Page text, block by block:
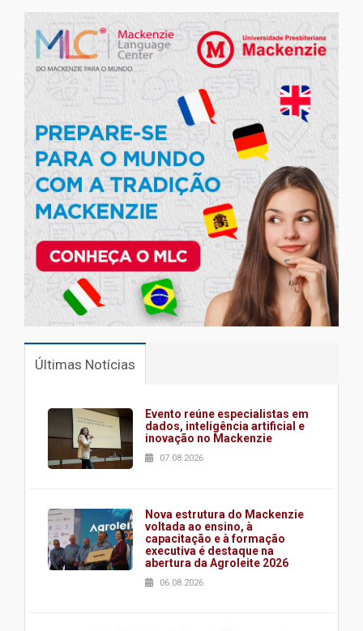
Últimas Notícias
Evento reúne especialistas em
dados, inteligência artificial e
inovação no Mackenzie
07.08.2026
Nova estrutura do Mackenzie
voltada ao ensino, à
capacitação e à formação
executiva é destaque na
abertura da Agroleite 2026
06.08.2026